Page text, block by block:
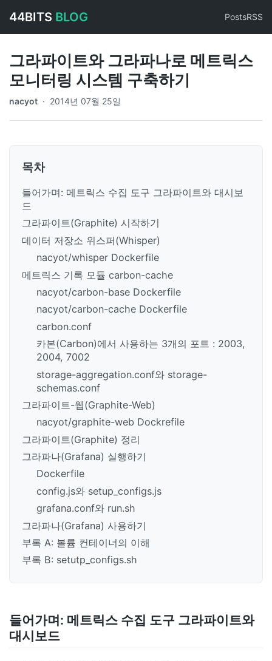
44BITS BLOG PostsRSS
그라파이트와 그라파나로 메트릭스
모니터링 시스템 구축하기
nacyot · 2014년 07월 25일
목차
들어가며: 메트릭스 수집 도구 그라파이트와 대시보
드
그라파이트(Graphite) 시작하기
데이터 저장소 위스퍼(Whisper)
nacyot/whisper Dockerfile
메트릭스 기록 모듈 carbon-cache
nacyot/carbon-base Dockerfile
nacyot/carbon-cache Dockerfile
carbon.conf
카본(Carbon)에서 사용하는 3개의 포트 : 2003,
2004, 7002
storage-aggregation.conf와 storage-
schemas.conf
그라파이트-웹(Graphite-Web)
nacyot/graphite-web Dockrefile
그라파이트(Graphite) 정리
그라파나(Grafana) 실행하기
Dockerfile
config.js와 setup_configs.js
grafana.conf와 run.sh
그라파나(Grafana) 사용하기
부록 A: 볼륨 컨테이너의 이해
부록 B: setutp_configs.sh
들어가며: 메트릭스 수집 도구 그라파이트와
대시보드